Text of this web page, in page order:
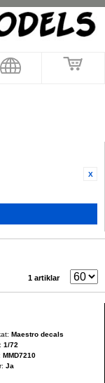
1 artiklar
Maestro decals
1/72
MMD7210
Ja